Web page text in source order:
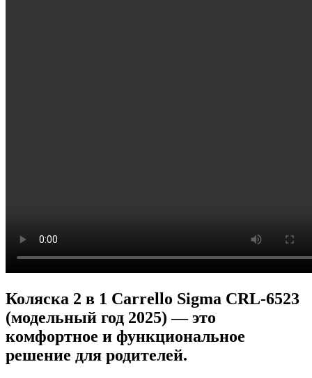
Коляска 2 в 1 Carrello Sigma CRL-6523
(модельный год 2025) — это
комфортное и функциональное
решение для родителей.